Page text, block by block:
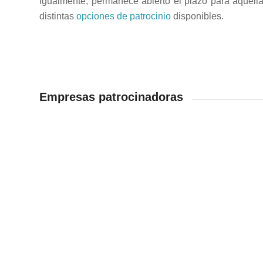
distintas opciones de patrocinio disponibles.
Empresas patrocinadoras